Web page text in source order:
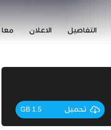
التفاصيل الاعلان
تحميل 1.5 GB